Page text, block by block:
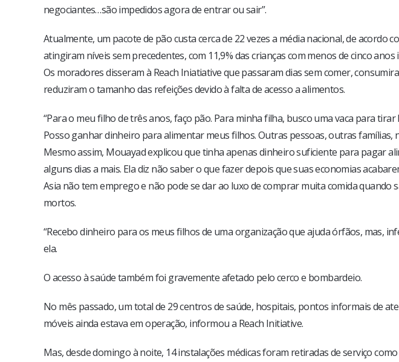
negociantes…são impedidos agora de entrar ou sair”.
Atualmente, um pacote de pão custa cerca de 22 vezes a média nacional, de acordo
atingiram níveis sem precedentes, com 11,9% das crianças com menos de cinco
Os moradores disseram à Reach Iniatiative que passaram dias sem comer,
reduziram o tamanho das refeições devido à falta de acesso a alimentos.
“Para o meu filho de três anos, faço pão. Para minha filha, busco uma vaca para tirar
Posso ganhar dinheiro para alimentar meus filhos. Outras pessoas, outras famílias,
Mesmo assim, Mouayad explicou que tinha apenas dinheiro suficiente para pagar
alguns dias a mais. Ela diz não saber o que fazer depois que suas economias
Asia não tem emprego e não pode se dar ao luxo de comprar muita comida quando
mortos.
“Recebo dinheiro para os meus filhos de uma organização que ajuda órfãos, mas,
ela.
O acesso à saúde também foi gravemente afetado pelo cerco e bombardeio.
No mês passado, um total de 29 centros de saúde, hospitais, pontos informais de
móveis ainda estava em operação, informou a Reach Initiative.
Mas, desde domingo à noite, 14 instalações médicas foram retiradas de serviço